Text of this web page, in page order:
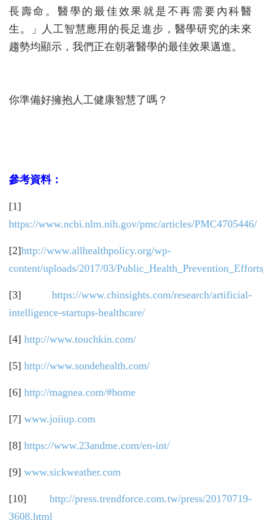
長壽命。醫學的最佳效果就是不再需要內科醫
生。」人工智慧應用的長足進步，醫學研究的未來
趨勢均顯示，我們正在朝著醫學的最佳效果邁進。
你準備好擁抱人工健康智慧了嗎？
參考資料：
[1]
https://www.ncbi.nlm.nih.gov/pmc/articles/PMC4705446/
[2]http://www.allhealthpolicy.org/wp-
content/uploads/2017/03/
[3]https://www.cbinsights.com/research/artificial-
intelligence-startups-healthcare/
[4] http://www.touchkin.com/
[5] http://www.sondehealth.com/
[6] http://magnea.com/#home
[7] www.joiiup.com
[8] https://www.23andme.com/en-int/
[9] www.sickweather.com
[10]http://press.trendforce.com.tw/press/20170719-
3608.html